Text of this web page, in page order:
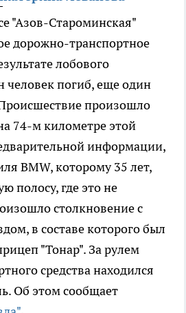
"Азов-Староминская"
дорожно-транспортное
лобового
человек погиб, еще один
произошло
74-м километре этой
информации,
BMW, которому 35 лет,
полосу, где это не
столкновение с
в составе которого был
"Тонар". За рулем
средства находился
Об этом сообщает